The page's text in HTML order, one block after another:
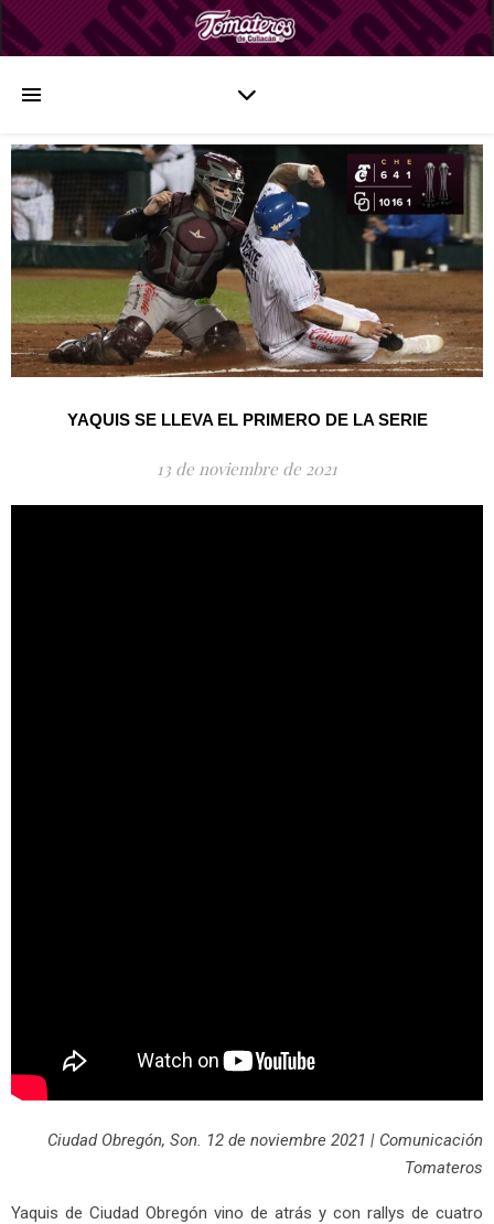
YAQUIS SE LLEVA EL PRIMERO DE LA SERIE
13 de noviembre de 2021
Ciudad Obregón, Son. 12 de noviembre 2021 | Comunicación
Tomateros
Yaquis de Ciudad Obregón vino de atrás y con rallys de cuatro